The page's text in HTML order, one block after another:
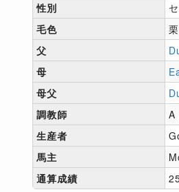
性別
セ
毛色
父
母
母父
調教師
A
生産者
馬主
通算成績